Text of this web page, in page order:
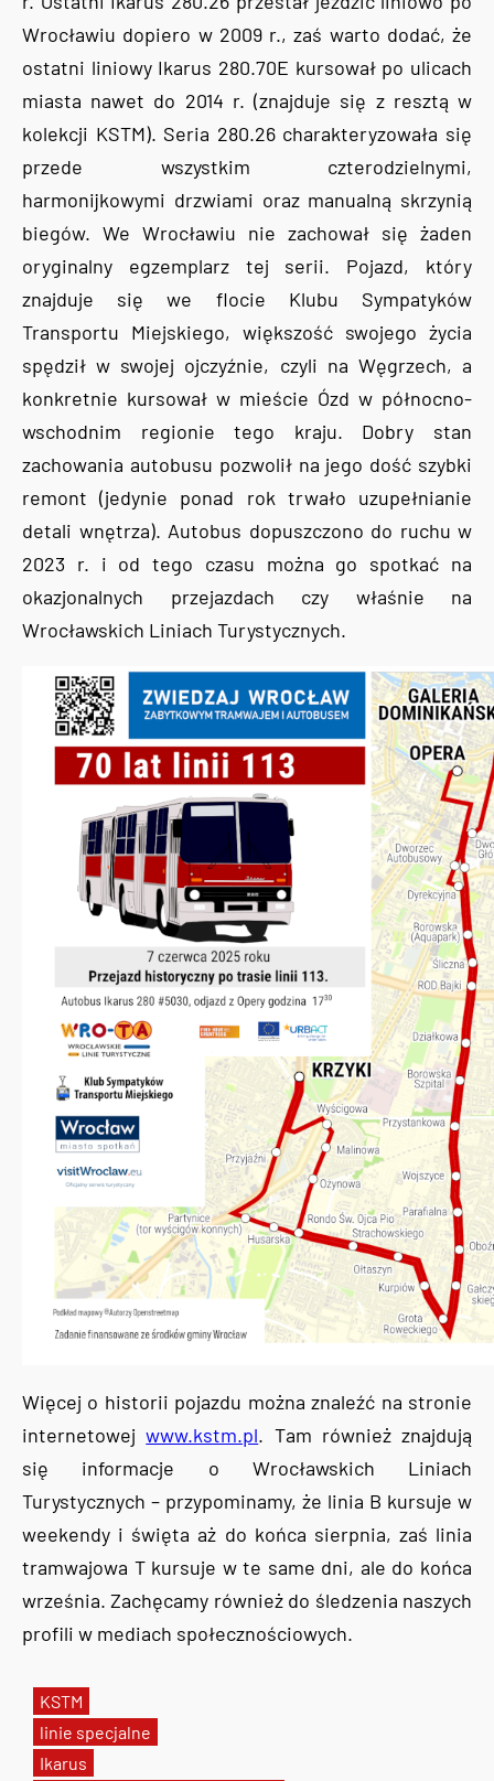
KSTM
linie specjalne
Ikarus
Wrocławiu dopiero w 2009 r., zaś warto dodać, że
ostatni liniowy Ikarus 280.70E kursował po ulicach
miasta nawet do 2014 r. (znajduje się z resztą w
kolekcji KSTM). Seria 280.26 charakteryzowała się
przede wszystkim czterodzielnymi,
harmonijkowymi drzwiami oraz manualną skrzynią
biegów. We Wrocławiu nie zachował się żaden
oryginalny egzemplarz tej serii. Pojazd, który
znajduje się we flocie Klubu Sympatyków
Transportu Miejskiego, większość swojego życia
spędził w swojej ojczyźnie, czyli na Węgrzech, a
konkretnie kursował w mieście Ózd w północno-
wschodnim regionie tego kraju. Dobry stan
zachowania autobusu pozwolił na jego dość szybki
remont (jedynie ponad rok trwało uzupełnianie
detali wnętrza). Autobus dopuszczono do ruchu w
2023 r. i od tego czasu można go spotkać na
okazjonalnych przejazdach czy właśnie na
Wrocławskich Liniach Turystycznych.
Więcej o historii pojazdu można znaleźć na stronie
internetowejwww.kstm.pl. Tam również znajdują
się informacje o Wrocławskich Liniach
Turystycznych – przypominamy, że linia B kursuje w
weekendy i święta aż do końca sierpnia, zaś linia
tramwajowa T kursuje w te same dni, ale do końca
września. Zachęcamy również do śledzenia naszych
profili w mediach społecznościowych.